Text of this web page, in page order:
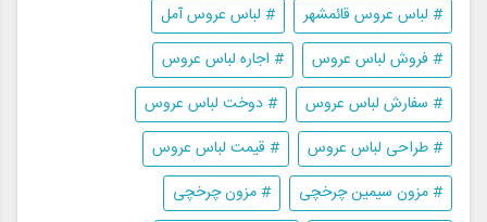
# لباس عروس قائمشهر
# لباس عروس آمل
# فروش لباس عروس
# اجاره لباس عروس
# سفارش لباس عروس
# دوخت لباس عروس
# طراحی لباس عروس
# قیمت لباس عروس
# مزون سیمین چرخچی
# مزون چرخچی